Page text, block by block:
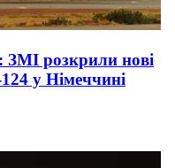
ЗМІ розкрили нові
у Німеччині